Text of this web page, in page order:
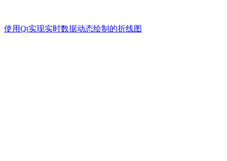
使用Qt实现实时数据动态绘制的折线图